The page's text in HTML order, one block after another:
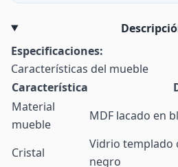
Especificaciones:
Características del mueble
Característica
Material
mueble
MDF lacado en
Cristal
Vidrio templado
negro